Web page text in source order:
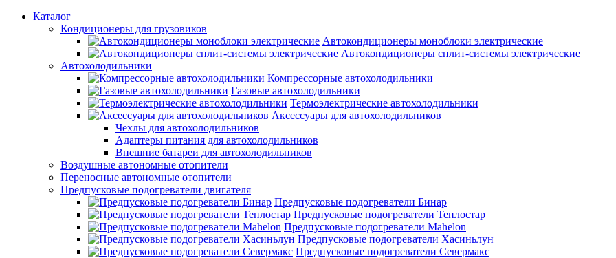
Каталог
Кондиционеры для грузовиков
Автокондиционеры моноблоки электрические
Автокондиционеры сплит-системы электрические
Автохолодильники
Компрессорные автохолодильники
Газовые автохолодильники
Термоэлектрические автохолодильники
Аксессуары для автохолодильников
Чехлы для автохолодильников
Адаптеры питания для автохолодильников
Внешние батареи для автохолодильников
Воздушные автономные отопители
Переносные автономные отопители
Предпусковые подогреватели двигателя
Предпусковые подогреватели Бинар
Предпусковые подогреватели Теплостар
Предпусковые подогреватели Mahelon
Предпусковые подогреватели Хасиньлун
Предпусковые подогреватели Севермакс